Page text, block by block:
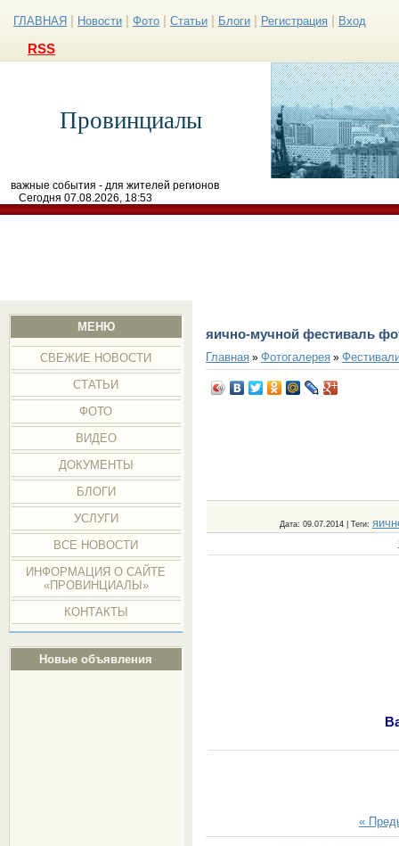
ГЛАВНАЯ Новости Фото Статьи Блоги Регистрация Вход
RSS
Провинциалы
важные события - для жителей регионов
Сегодня 07.08.2026, 18:53
МЕНЮ
СВЕЖИЕ НОВОСТИ
СТАТЬИ
ФОТО
ВИДЕО
ДОКУМЕНТЫ
БЛОГИ
УСЛУГИ
ВСЕ НОВОСТИ
ИНФОРМАЦИЯ О САЙТЕ
«ПРОВИНЦИАЛЫ»
КОНТАКТЫ
Новые объявления
яично-мучной фестиваль
Главная» Фотогалерея»
Дата: 09.07.2014 | Теги:
«